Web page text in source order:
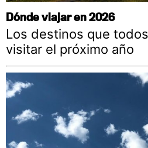
Dónde viajar en 2026
Los destinos que
visitar el próximo año